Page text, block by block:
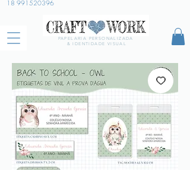
18 991520396
PAPELARIA PERSONALIZADA
& IDENTIDADE VISUAL